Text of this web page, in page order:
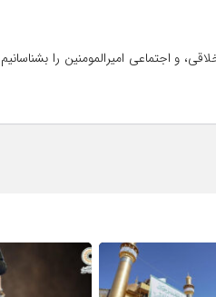
و اجتماعی امیرالمومنین را